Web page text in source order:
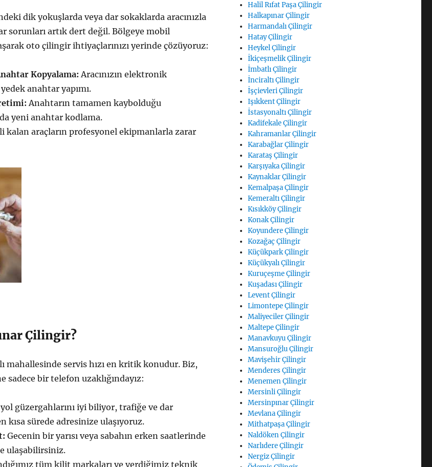
dik yokuşlarda veya dar sokaklarda aracınızla
sorunları artık dert değil. Bölgeye mobil
oto çilingir ihtiyaçlarınızı yerinde çözüyoruz:
Kopyalama: Aracınızın elektronik
anahtar yapımı.
Anahtarın tamamen kaybolduğu
yeni anahtar kodlama.
kalan araçların profesyonel ekipmanlarla zarar
Çilingir?
mahallesinde servis hızı en kritik konudur. Biz,
sadece bir telefon uzaklığındayız:
güzergahlarını iyi biliyor, trafiğe ve dar
kısa sürede adresinize ulaşıyoruz.
Gecenin bir yarısı veya sabahın erken saatlerinde
ulaşabilirsiniz.
tüm kilit markaları ve verdiğimiz teknik
Halil Rıfat Paşa Çilingir
Halkapınar Çilingir
Harmandalı Çilingir
Hatay Çilingir
Heykel Çilingir
İkiçeşmelik Çilingir
İmbatlı Çilingir
İnciraltı Çilingir
İşçievleri Çilingir
Işıkkent Çilingir
İstasyonaltı Çilingir
Kadifekale Çilingir
Kahramanlar Çilingir
Karabağlar Çilingir
Karataş Çilingir
Karşıyaka Çilingir
Kaynaklar Çilingir
Kemalpaşa Çilingir
Kemeraltı Çilingir
Kısıkköy Çilingir
Konak Çilingir
Koyundere Çilingir
Kozağaç Çilingir
Küçükpark Çilingir
Küçükyalı Çilingir
Kuruçeşme Çilingir
Kuşadası Çilingir
Levent Çilingir
Limontepe Çilingir
Maliyeciler Çilingir
Maltepe Çilingir
Manavkuyu Çilingir
Mansuroğlu Çilingir
Mavişehir Çilingir
Menderes Çilingir
Menemen Çilingir
Mersinli Çilingir
Mersinpınar Çilingir
Mevlana Çilingir
Mithatpaşa Çilingir
Naldöken Çilingir
Narlıdere Çilingir
Nergiz Çilingir